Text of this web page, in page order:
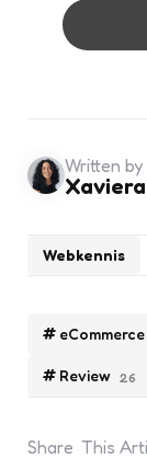
eCommerce
Review 26
Webkennis
Written by
Xaviera
Share This